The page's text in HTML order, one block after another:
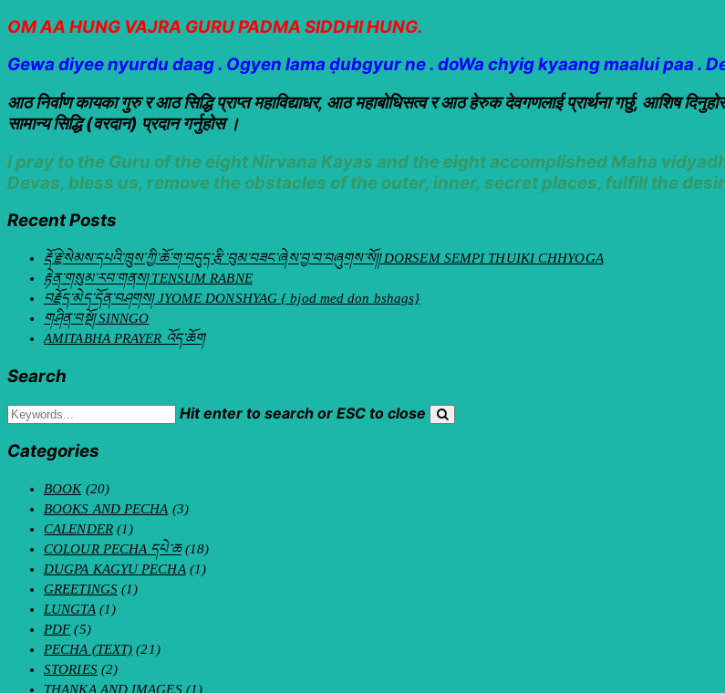
OM AA HUNG VAJRA GURU PADMA SIDDHI HUNG.
Gewa diyee nyurdu daag . Ogyen lama ḍubgyur ne . doWa chyig kyaang maalui paa .
आठ निर्वाण कायका गुरु र आठ सिद्धि प्राप्त महाविद्याधर, आठ महाबोधिसत्व र आठ हेरुक देवगणलाई प्रार्थना गर्छु, आशिष
सामान्य सिद्धि (वरदान) प्रदान गर्नुहोस ।
I pray to the Guru of the eight Nirvana Kayas and the eight accomplished Maha
Devas, bless us, remove the obstacles of the outer, inner, secret places, fulfill the
Recent Posts
རྡོ་རྗེ་སེམས་དཔའི་ཁྲུས་ཀྱི་ཆོ་ག་བདུད་རྩི་བུམ་བཟང་ཞེས་བྱ་བ་བཞུགས་སོ།། DORSEM SEMPI THUIKI CHHYOGA
རྟེན་གསུམ་རབ་གནས། TENSUM RABNE
བརྗོད་མེད་དོན་བཤགས། JYOME DONSHYAG { bjod med don bshags}
གཤིན་བསྔོ། SINNGO
AMITABHA PRAYER འོད་ཆོག
Search
Hit enter to search or ESC to close
Categories
BOOK(20)
BOOKS AND PECHA (3)
CALENDER(1)
COLOUR PECHA དཔེ་ཆ(18)
DUGPA KAGYU PECHA (1)
GREETINGS(1)
LUNGTA (1)
PDF(5)
PECHA (TEXT) (21)
STORIES(2)
THANKA AND IMAGES(1)